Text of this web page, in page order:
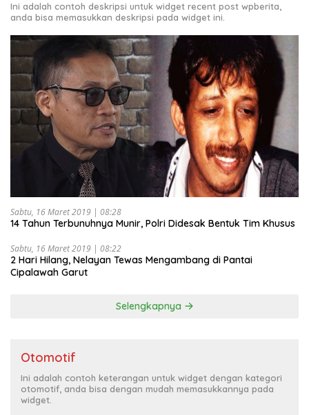
Ini adalah contoh deskripsi untuk widget recent post wpberita,
anda bisa memasukkan deskripsi pada widget ini.
Sabtu, 16 Maret 2019 | 08:28
14 Tahun Terbunuhnya Munir, Polri Didesak Bentuk Tim Khusus
Sabtu, 16 Maret 2019 | 08:22
2 Hari Hilang, Nelayan Tewas Mengambang di Pantai
Cipalawah Garut
Selengkapnya
Otomotif
Ini adalah contoh keterangan untuk widget dengan kategori
otomotif, anda bisa dengan mudah memasukkannya pada
widget.